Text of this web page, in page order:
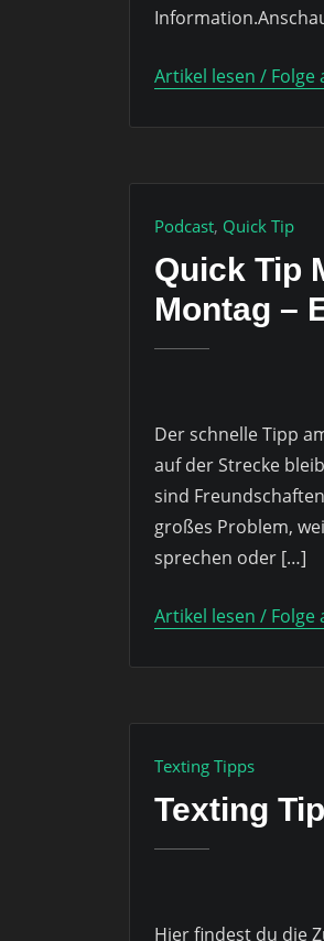
Artikel lesen / Folge
Podcast, Quick Tip
Quick Tip
Montag –
Der schnelle Tipp
auf der Strecke
sind
großes Problem,
sprechen oder […]
Artikel lesen / Folge
Texting Tipps
Texting
Hier findest du die